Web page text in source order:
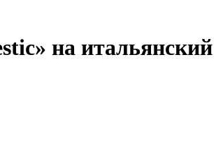
на итальянский